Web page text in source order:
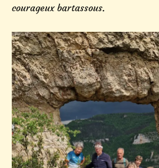
courageux bartassous.